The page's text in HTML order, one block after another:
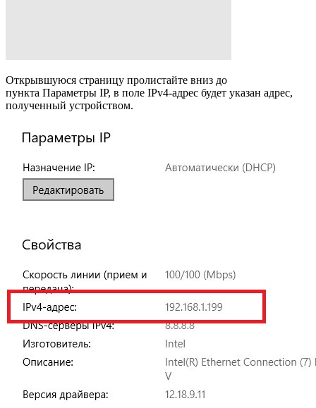
Открывшуюся страницу пролистайте вниз до
пункта Параметры IP, в поле IPv4-адрес будет указан адрес,
полученный устройством.